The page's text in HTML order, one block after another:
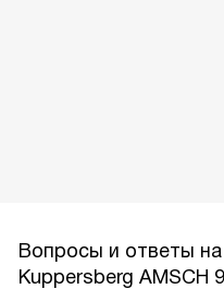
Вопросы и ответы
Kuppersberg AMSCH